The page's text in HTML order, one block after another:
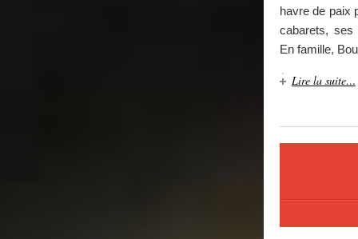
havre de paix
cabarets, ses
En famille,
Lire la suite…